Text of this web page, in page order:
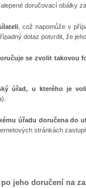
doručovací obálky
, což napomůže v
dotaz potvrdit, že
se zvolit takovou
úřad, u kterého je
úřadu doručena do
stránkách
jeho doručení na